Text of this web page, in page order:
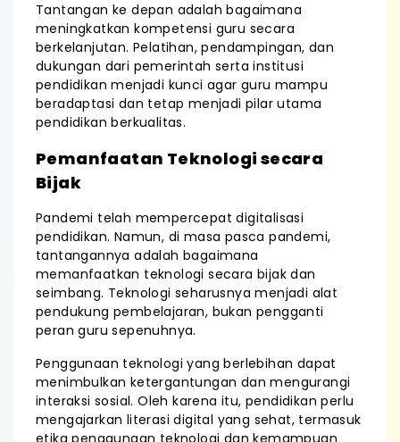
Tantangan ke depan adalah bagaimana
meningkatkan kompetensi guru secara
berkelanjutan. Pelatihan, pendampingan, dan
dukungan dari pemerintah serta institusi
pendidikan menjadi kunci agar guru mampu
beradaptasi dan tetap menjadi pilar utama
pendidikan berkualitas.
Pemanfaatan Teknologi secara
Bijak
Pandemi telah mempercepat digitalisasi
pendidikan. Namun, di masa pasca pandemi,
tantangannya adalah bagaimana
memanfaatkan teknologi secara bijak dan
seimbang. Teknologi seharusnya menjadi alat
pendukung pembelajaran, bukan pengganti
peran guru sepenuhnya.
Penggunaan teknologi yang berlebihan dapat
menimbulkan ketergantungan dan mengurangi
interaksi sosial. Oleh karena itu, pendidikan perlu
mengajarkan literasi digital yang sehat, termasuk
etika penggunaan teknologi dan kemampuan